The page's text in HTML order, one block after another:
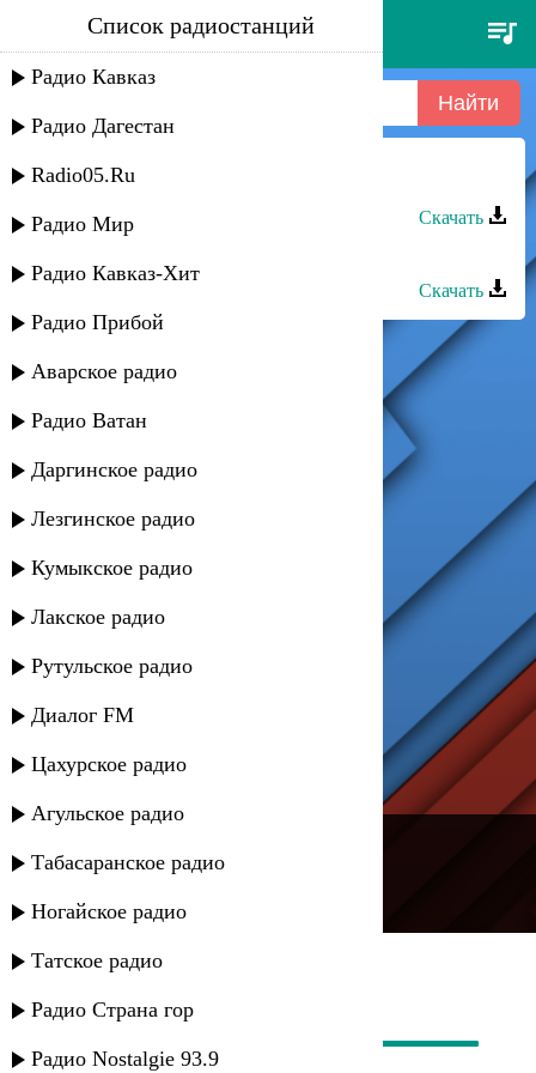
светлана рерих - ладошки
Список радиостанций
Радио Кавказ
Радио Дагестан
Radio05.Ru
Радио Мир
Радио Кавказ-Хит
Радио Прибой
Аварское радио
Радио Ватан
Даргинское радио
Лезгинское радио
Кумыкское радио
Лакское радио
Рутульское радио
Диалог FM
Цахурское радио
Агульское радио
Табасаранское радио
Ногайское радио
Татское радио
Радио Страна гор
Радио Nostalgie 93.9
Прибой - Светлана
Скачать
Скачать
---
Русское радио